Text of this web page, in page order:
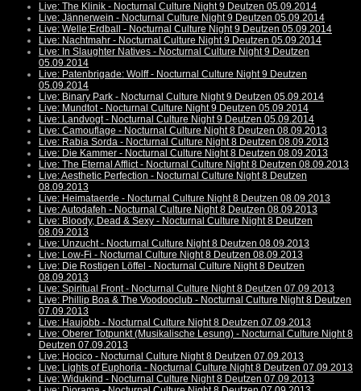
Live: The Klinik - Nocturnal Culture Night 9 Deutzen 05.09.2014
Live: Jännerwein - Nocturnal Culture Night 9 Deutzen 05.09.2014
Live: Welle:Erdball - Nocturnal Culture Night 9 Deutzen 05.09.2014
Live: Nachtmahr - Nocturnal Culture Night 9 Deutzen 05.09.2014
Live: In Slaughter Natives - Nocturnal Culture Night 9 Deutzen
05.09.2014
Live: Patenbrigade: Wolff - Nocturnal Culture Night 9 Deutzen
05.09.2014
Live: Binary Park - Nocturnal Culture Night 9 Deutzen 05.09.2014
Live: Mundtot - Nocturnal Culture Night 9 Deutzen 05.09.2014
Live: Landvogt - Nocturnal Culture Night 9 Deutzen 05.09.2014
Live: Camouflage - Nocturnal Culture Night 8 Deutzen 08.09.2013
Live: Rabia Sorda - Nocturnal Culture Night 8 Deutzen 08.09.2013
Live: Die Kammer - Nocturnal Culture Night 8 Deutzen 08.09.2013
Live: The Eternal Afflict - Nocturnal Culture Night 8 Deutzen 08.09.2013
Live: Aesthetic Perfection - Nocturnal Culture Night 8 Deutzen
08.09.2013
Live: Heimataerde - Nocturnal Culture Night 8 Deutzen 08.09.2013
Live: Autodafeh - Nocturnal Culture Night 8 Deutzen 08.09.2013
Live: Bloody, Dead & Sexy - Nocturnal Culture Night 8 Deutzen
08.09.2013
Live: Unzucht - Nocturnal Culture Night 8 Deutzen 08.09.2013
Live: Low-Fi - Nocturnal Culture Night 8 Deutzen 08.09.2013
Live: Die Rostigen Löffel - Nocturnal Culture Night 8 Deutzen
08.09.2013
Live: Spiritual Front - Nocturnal Culture Night 8 Deutzen 07.09.2013
Live: Phillip Boa & The Voodooclub - Nocturnal Culture Night 8 Deutzen
07.09.2013
Live: Haujobb - Nocturnal Culture Night 8 Deutzen 07.09.2013
Live: Oberer Totpunkt (Musikalische Lesung) - Nocturnal Culture Night 8
Deutzen 07.09.2013
Live: Hocico - Nocturnal Culture Night 8 Deutzen 07.09.2013
Live: Lights of Euphoria - Nocturnal Culture Night 8 Deutzen 07.09.2013
Live: Widukind - Nocturnal Culture Night 8 Deutzen 07.09.2013